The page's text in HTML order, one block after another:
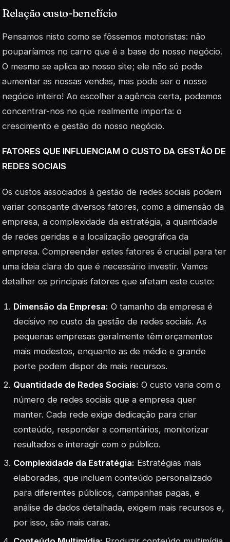
Relação custo-benefício
Pensamos nisto como se fôssemos motoristas: não
pouparíamos no carro que é a base do nosso negócio.
O mesmo se aplica ao nosso site; ele não só pode
aumentar as nossas vendas, mas pode ser o nosso
negócio inteiro! Ao escolher a agência certa, podemos
concentrar-nos no que realmente importa: o
crescimento e gestão do nosso negócio.
FATORES QUE INFLUENCIAM O CUSTO DA GESTÃO DE
REDES SOCIAIS
Os custos associados à gestão de redes sociais podem
variar consoante diversos fatores, como a dimensão da
empresa, a complexidade da estratégia, a quantidade
de redes geridas e a localização geográfica da
empresa. Compreender estes fatores é crucial para ter
uma ideia clara do que é necessário investir. Vamos
detalhar os principais fatores que afetam este custo:
Dimensão da Empresa: O tamanho da empresa é
decisivo no custo da gestão de redes sociais. As
pequenas empresas geralmente têm orçamentos
mais modestos, enquanto as de médio e grande
porte podem dispor de mais recursos.
Quantidade de Redes Sociais: O custo varia com o
número de redes sociais que a empresa quer
manter. Cada rede exige dedicação para criar
conteúdo, responder a comentários, monitorizar
resultados e interagir com o público.
Complexidade da Estratégia: Estratégias mais
elaboradas, que incluem conteúdo personalizado
para diferentes públicos, campanhas pagas, e
análise de dados detalhada, exigem mais recursos e,
por isso, são mais caras.